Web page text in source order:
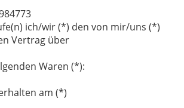
ich/wir (*) den von mir/uns (*)
Vertrag über
Waren (*):
am (*)